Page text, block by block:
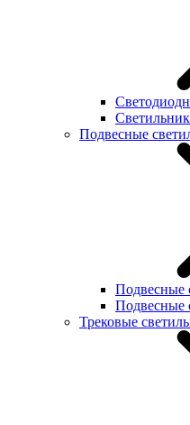
Подвесные
Подвесные
Подвесные
Трековые